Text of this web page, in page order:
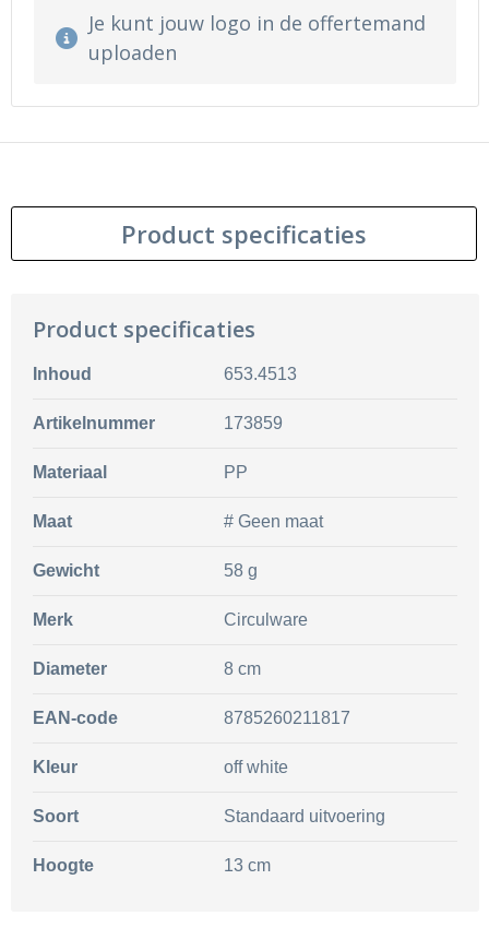
Je kunt jouw logo in de offertemand
uploaden
Product specificaties
Product specificaties
Inhoud 653.4513
Artikelnummer 173859
Materiaal PP
Maat # Geen maat
Gewicht 58 g
Merk Circulware
Diameter 8 cm
EAN-code 8785260211817
Kleur off white
Soort Standaard uitvoering
Hoogte 13 cm